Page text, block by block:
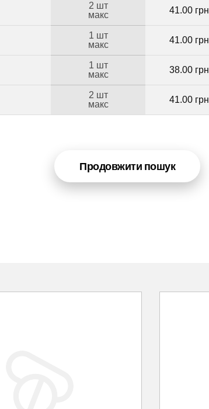
2 шт
макс
41.00 грн
1 шт
макс
41.00 грн
1 шт
макс
38.00 грн
2 шт
макс
41.00 грн
Продовжити пошук